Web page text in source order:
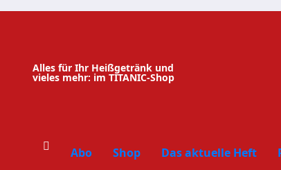
Zum
Alles für Ihr Heißgetränk und
vieles mehr: im TITANIC-Shop
Abo Shop Das aktuelle Heft